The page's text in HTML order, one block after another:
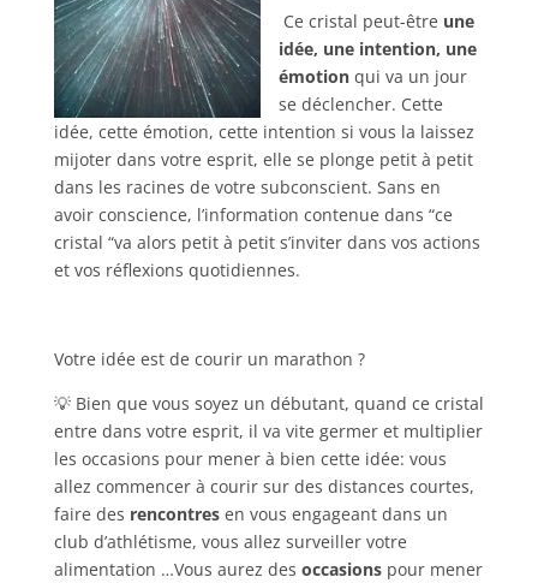
Ce cristal peut-être une
idée, une intention, une
émotionqui va un jour
se déclencher. Cette
idée, cette émotion, cette intention si vous la laissez
mijoter dans votre esprit, elle se plonge petit à petit
dans les racines de votre subconscient. Sans en
avoir conscience, l’information contenue dans “ce
cristal “va alors petit à petit s’inviter dans vos actions
et vos réflexions quotidiennes.
Votre idée est de courir un marathon ?
💡 Bien que vous soyez un débutant, quand ce cristal
entre dans votre esprit, il va vite germer et multiplier
les occasions pour mener à bien cette idée: vous
allez commencer à courir sur des distances courtes,
faire des rencontresen vous engageant dans un
club d’athlétisme, vous allez surveiller votre
alimentation …Vous aurez des occasionspour mener